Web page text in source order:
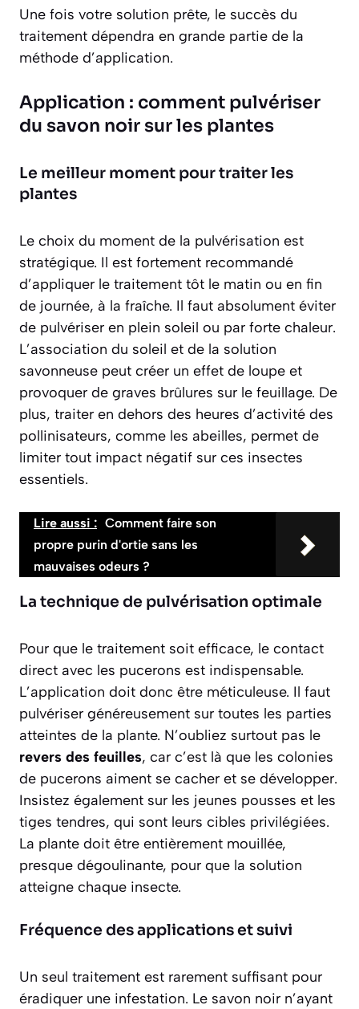
Une fois votre solution prête, le succès du
traitement dépendra en grande partie de la
méthode d’application.
Application : comment pulvériser
du savon noir sur les plantes
Le meilleur moment pour traiter les
plantes
Le choix du moment de la pulvérisation est
stratégique. Il est fortement recommandé
d’appliquer le traitement tôt le matin ou en fin
de journée, à la fraîche. Il faut absolument éviter
de pulvériser en plein soleil ou par forte chaleur.
L’association du soleil et de la solution
savonneuse peut créer un effet de loupe et
provoquer de graves brûlures sur le feuillage. De
plus, traiter en dehors des heures d’activité des
pollinisateurs, comme les abeilles, permet de
limiter tout impact négatif sur ces insectes
essentiels.
Lire aussi : Comment faire son
propre purin d'ortie sans les
mauvaises odeurs ?
La technique de pulvérisation optimale
Pour que le traitement soit efficace, le contact
direct avec les pucerons est indispensable.
L’application doit donc être méticuleuse. Il faut
pulvériser généreusement sur toutes les parties
atteintes de la plante. N’oubliez surtout pas le
revers des feuilles, car c’est là que les colonies
de pucerons aiment se cacher et se développer.
Insistez également sur les jeunes pousses et les
tiges tendres, qui sont leurs cibles privilégiées.
La plante doit être entièrement mouillée,
presque dégoulinante, pour que la solution
atteigne chaque insecte.
Fréquence des applications et suivi
Un seul traitement est rarement suffisant pour
éradiquer une infestation. Le savon noir n’ayant